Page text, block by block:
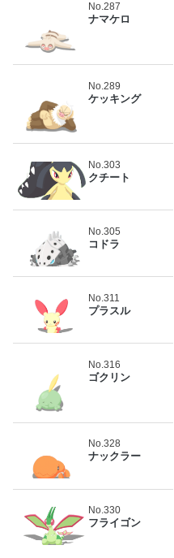
No.287
ナマケロ
No.289
ケッキング
No.303
クチート
No.305
コドラ
No.311
プラスル
No.316
ゴクリン
No.328
ナックラー
No.330
フライゴン